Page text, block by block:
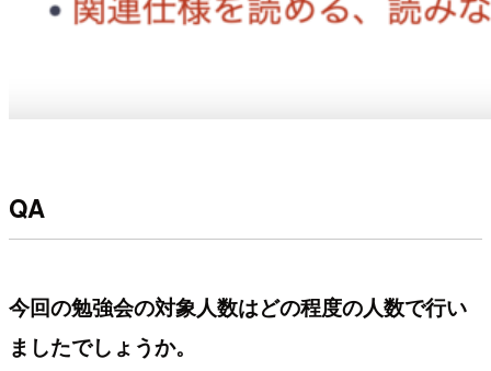
QA
今回の勉強会の対象人数はどの程度の人数で行い
ましたでしょうか。